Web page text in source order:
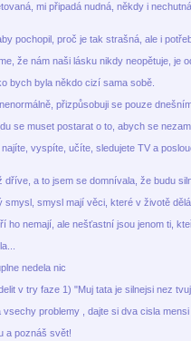
mi připadá nudná, někdy i
pochopil, proč je tak strašná, ale i
že nám naši lásku nikdy neopětuje, je
bych byla někdo cizí sama sobě.
přizpůsobuji se pouze
se muset postarat o to, abych se
vyspíte, učíte, sledujete TV a
a to jsem se domnívala, že budu
smysl, smysl mají věci, které v životě
ho nemají, ale nešťastní jsou jenom ti,
nedela nic
v try faze 1) "Muj tata je silnejsi nez
problemy , dajte si dva cisla mensi
a poznáš svět!